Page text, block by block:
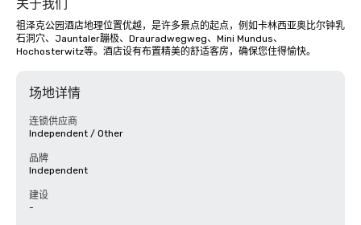
关于我们
祖泽克公园酒店地理位置优越，是许多景点的起点，例如卡林西亚奥比尔钟乳
石洞穴、Jauntaler蹦极、Drauradwegweg、Mini Mundus、
Hochosterwitz等。酒店设有布置精美的舒适客房，确保您住得愉快。
场地详情
连锁供应商
Independent / Other
品牌
Independent
建设
-